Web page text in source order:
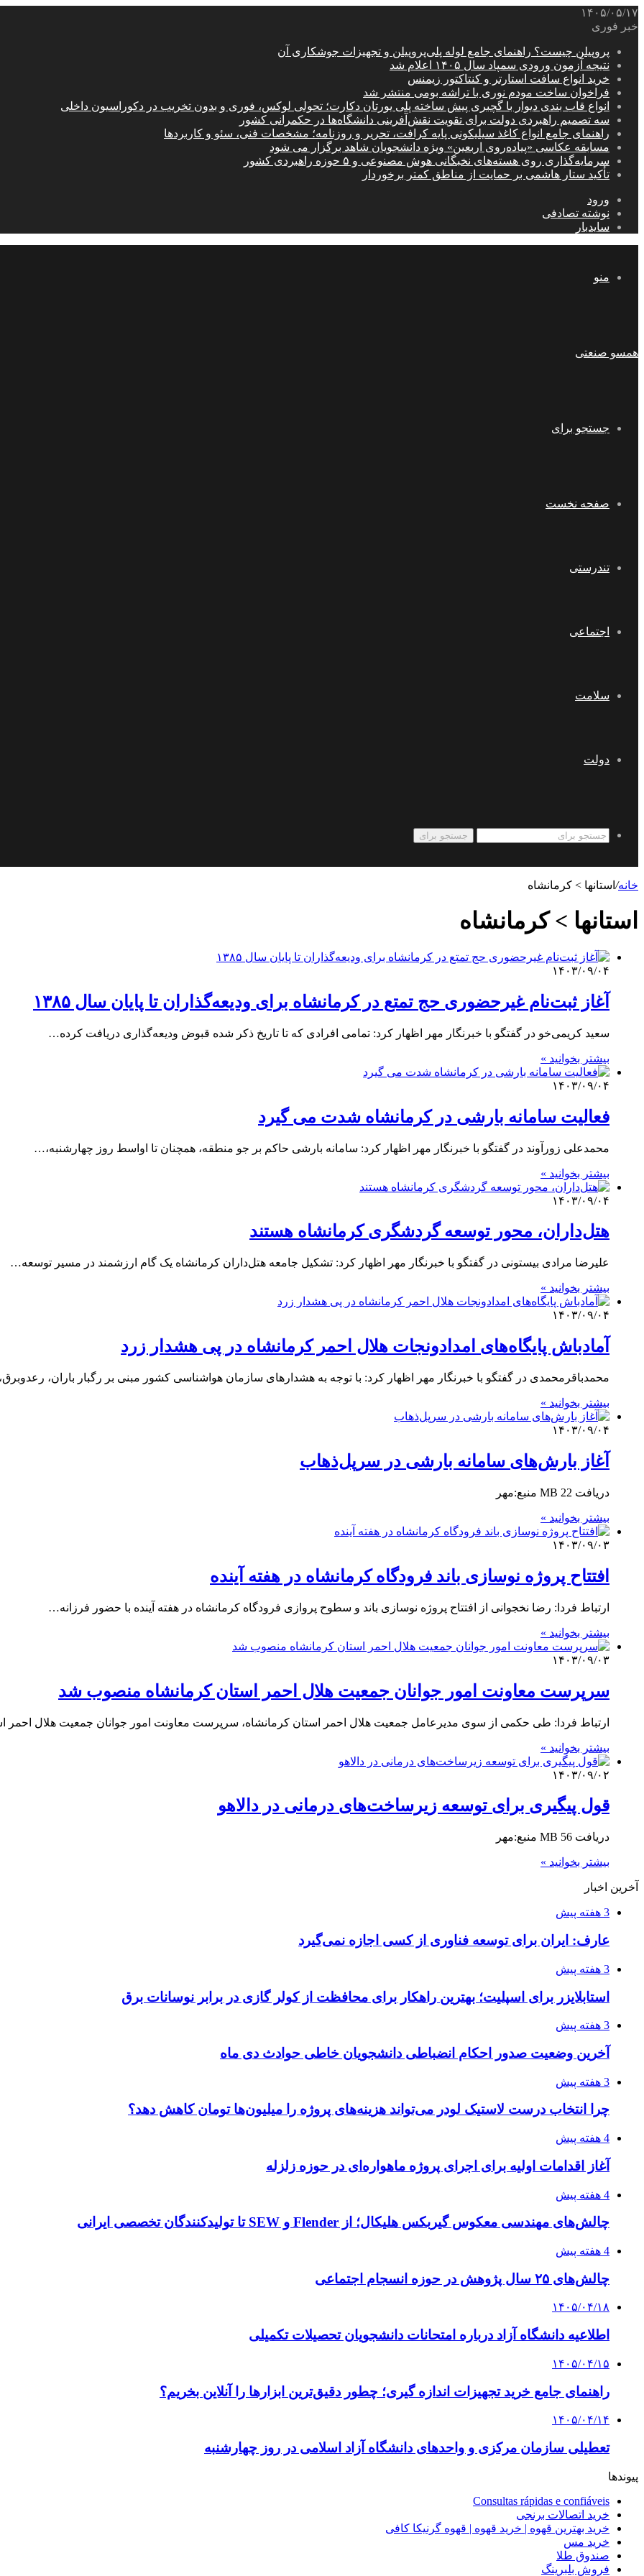
۱۴۰۵/۰۵/۱۷
خبر فوری
پروپیلن چیست؟ راهنمای جامع لوله پلی‌پروپیلن و تجهیزات جوشکاری آن
نتیجه آزمون ورودی سمپاد سال ۱۴۰۵ اعلام شد
خرید انواع سافت استارتر و کنتاکتور زیمنس
فراخوان ساخت مودم نوری با تراشه بومی منتشر شد
انواع قاب بندی دیوار با گچبری پیش ساخته پلی یورتان دکارت؛ تحولی لوکس، فوری و بدون تخریب در دکوراسیون داخلی
سه تصمیم راهبردی دولت برای تقویت نقش‌آفرینی دانشگاه‌ها در حکمرانی کشور
راهنمای جامع انواع کاغذ سیلیکونی پایه کرافت، تحریر و روزنامه؛ مشخصات فنی، سئو و کاربردها
مسابقه عکاسی «پیاده‌روی اربعین» ویژه دانشجویان شاهد برگزار می شود
سرمایه‌گذاری روی هسته‌های نخبگانی هوش مصنوعی و ۵ حوزه راهبردی کشور
تأکید ستار هاشمی بر حمایت از مناطق کمتر برخوردار
ورود
نوشته تصادفی
سایدبار
منو
همسو صنعتی
جستجو برای
صفحه نخست
تندرستی
اجتماعی
سلامت
دولت
جستجو برای
خانه/ استانها > کرمانشاه
استانها > کرمانشاه
۱۴۰۳/۰۹/۰۴
آغاز ثبت‌نام غیرحضوری حج تمتع در کرمانشاه برای ودیعه‌گذاران تا پایان سال ۱۳۸۵
سعید کریمی‌خو در گفتگو با خبرنگار مهر اظهار کرد: تمامی افرادی که تا تاریخ ذکر شده قبوض ودیعه‌گذاری دریافت کرده…
بیشتر بخوانید »
۱۴۰۳/۰۹/۰۴
فعالیت سامانه بارشی در کرمانشاه شدت می گیرد
محمدعلی زورآوند در گفتگو با خبرنگار مهر اظهار کرد: سامانه بارشی حاکم بر جو منطقه، همچنان تا اواسط روز چهارشنبه،…
بیشتر بخوانید »
۱۴۰۳/۰۹/۰۴
هتل‌داران، محور توسعه گردشگری کرمانشاه هستند
علیرضا مرادی بیستونی در گفتگو با خبرنگار مهر اظهار کرد: تشکیل جامعه هتل‌داران کرمانشاه یک گام ارزشمند در مسیر توسعه…
بیشتر بخوانید »
۱۴۰۳/۰۹/۰۴
آمادباش پایگاه‌های امدادونجات هلال احمر کرمانشاه در پی هشدار زرد
محمدباقرمحمدی در گفتگو با خبرنگار مهر اظهار کرد: با توجه به هشدارهای سازمان هواشناسی کشور مبنی بر رگبار باران،
بیشتر بخوانید »
۱۴۰۳/۰۹/۰۴
آغاز بارش‌های سامانه بارشی در سرپل‌ذهاب
دریافت 22 MB منبع:مهر
بیشتر بخوانید »
۱۴۰۳/۰۹/۰۳
افتتاح پروژه نوسازی باند فرودگاه کرمانشاه در هفته آینده
ارتباط فردا: رضا نخجوانی از افتتاح پروژه نوسازی باند و سطوح پروازی فرودگاه کرمانشاه در هفته آینده با حضور فرزانه…
بیشتر بخوانید »
۱۴۰۳/۰۹/۰۳
سرپرست معاونت امور جوانان جمعیت هلال احمر استان کرمانشاه منصوب شد
ارتباط فردا: طی حکمی از سوی مدیرعامل جمعیت هلال احمر استان کرمانشاه، سرپرست معاونت امور جوانان جمعیت هلال احمر
بیشتر بخوانید »
۱۴۰۳/۰۹/۰۲
قول پیگیری برای توسعه زیرساخت‌های درمانی در دالاهو
دریافت 56 MB منبع:مهر
بیشتر بخوانید »
آخرین اخبار
3 هفته پیش
عارف: ایران برای توسعه فناوری از کسی اجازه نمی‌گیرد
3 هفته پیش
استابلایزر برای اسپلیت؛ بهترین راهکار برای محافظت از کولر گازی در برابر نوسانات برق
3 هفته پیش
آخرین وضعیت صدور احکام انضباطی دانشجویان خاطی حوادث دی ماه
3 هفته پیش
چرا انتخاب درست لاستیک لودر می‌تواند هزینه‌های پروژه را میلیون‌ها تومان کاهش دهد؟
4 هفته پیش
آغاز اقدامات اولیه برای اجرای پروژه ماهواره‌ای در حوزه زلزله
4 هفته پیش
چالش‌های مهندسی معکوس گیربکس هلیکال؛ از Flender و SEW تا تولیدکنندگان تخصصی ایرانی
4 هفته پیش
چالش‌های ۲۵ سال پژوهش در حوزه انسجام اجتماعی
۱۴۰۵/۰۴/۱۸
اطلاعیه دانشگاه آزاد درباره امتحانات دانشجویان تحصیلات تکمیلی
۱۴۰۵/۰۴/۱۵
راهنمای جامع خرید تجهیزات اندازه گیری؛ چطور دقیق‌ترین ابزارها را آنلاین بخریم؟
۱۴۰۵/۰۴/۱۴
تعطیلی سازمان مرکزی و واحدهای دانشگاه آزاد اسلامی در روز چهارشنبه
پیوندها
Consultas rápidas e confiáveis
خرید اتصالات برنجی
خرید بهترین قهوه | خرید قهوه | قهوه گرنیکا کافی
خرید مس
صندوق طلا
فروش بلبرینگ